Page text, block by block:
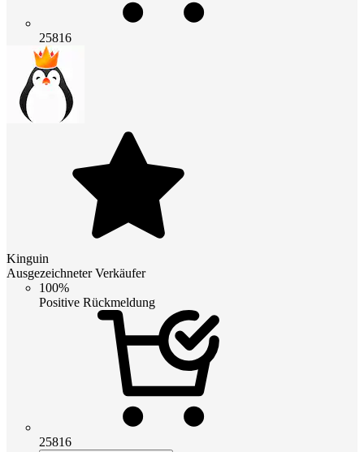
25816
Kinguin
Ausgezeichneter Verkäufer
100%
Positive Rückmeldung
25816